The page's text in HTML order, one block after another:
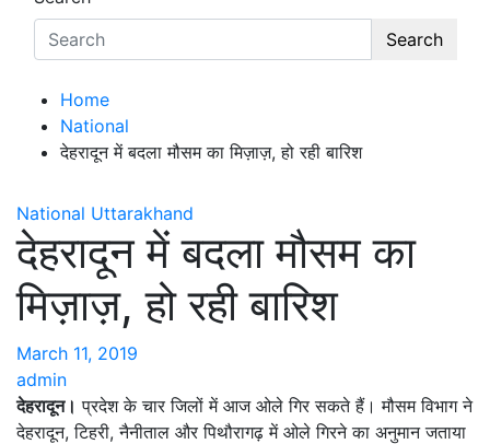
Search
Home
National
देहरादून में बदला मौसम का मिज़ाज़, हो रही बारिश
National Uttarakhand
देहरादून में बदला मौसम का
मिज़ाज़, हो रही बारिश
March 11, 2019
admin
देहरादून। प्रदेश के चार जिलों में आज ओले गिर सकते हैं। मौसम विभाग ने
देहरादून, टिहरी, नैनीताल और पिथौरागढ़ में ओले गिरने का अनुमान जताया